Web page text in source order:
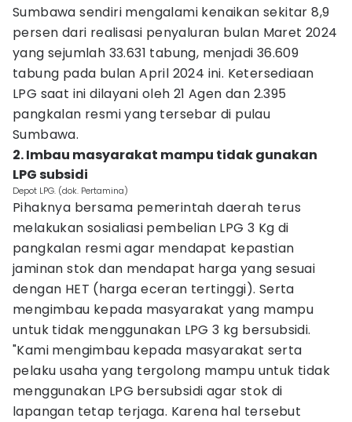
Sumbawa sendiri mengalami kenaikan sekitar 8,9
persen dari realisasi penyaluran bulan Maret 2024
yang sejumlah 33.631 tabung, menjadi 36.609
tabung pada bulan April 2024 ini. Ketersediaan
LPG saat ini dilayani oleh 21 Agen dan 2.395
pangkalan resmi yang tersebar di pulau
Sumbawa.
2. Imbau masyarakat mampu tidak gunakan
LPG subsidi
Depot LPG. (dok. Pertamina)
Pihaknya bersama pemerintah daerah terus
melakukan sosialiasi pembelian LPG 3 Kg di
pangkalan resmi agar mendapat kepastian
jaminan stok dan mendapat harga yang sesuai
dengan HET (harga eceran tertinggi). Serta
mengimbau kepada masyarakat yang mampu
untuk tidak menggunakan LPG 3 kg bersubsidi.
"Kami mengimbau kepada masyarakat serta
pelaku usaha yang tergolong mampu untuk tidak
menggunakan LPG bersubsidi agar stok di
lapangan tetap terjaga. Karena hal tersebut